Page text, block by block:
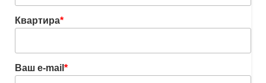
Квартира*
Ваш e-mail *